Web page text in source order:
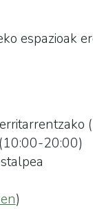
espazioak
20:00)
)